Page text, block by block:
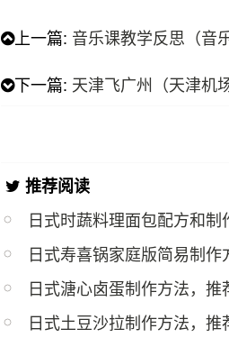
上一篇: 音乐课教学反思（音
下一篇: 天津飞广州（天津机
推荐阅读
日式时蔬料理面包配方和制
日式寿喜锅家庭版简易制作
日式溏心卤蛋制作方法，推
日式土豆沙拉制作方法，推